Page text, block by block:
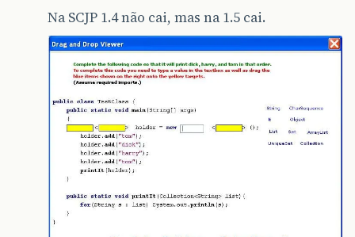
Na SCJP 1.4 não cai, mas na 1.5 cai.